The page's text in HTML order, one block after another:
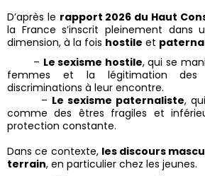
D’après le rapport 2026 du Haut
la France s’inscrit pleinement dans
dimension, à la fois hostile et
– Le sexisme hostile, qui se
femmes et la légitimation des
discriminations à leur encontre.
– Le sexisme paternaliste,
comme des êtres fragiles et
protection constante.
Dans ce contexte, les discours
terrain, en particulier chez les jeunes.